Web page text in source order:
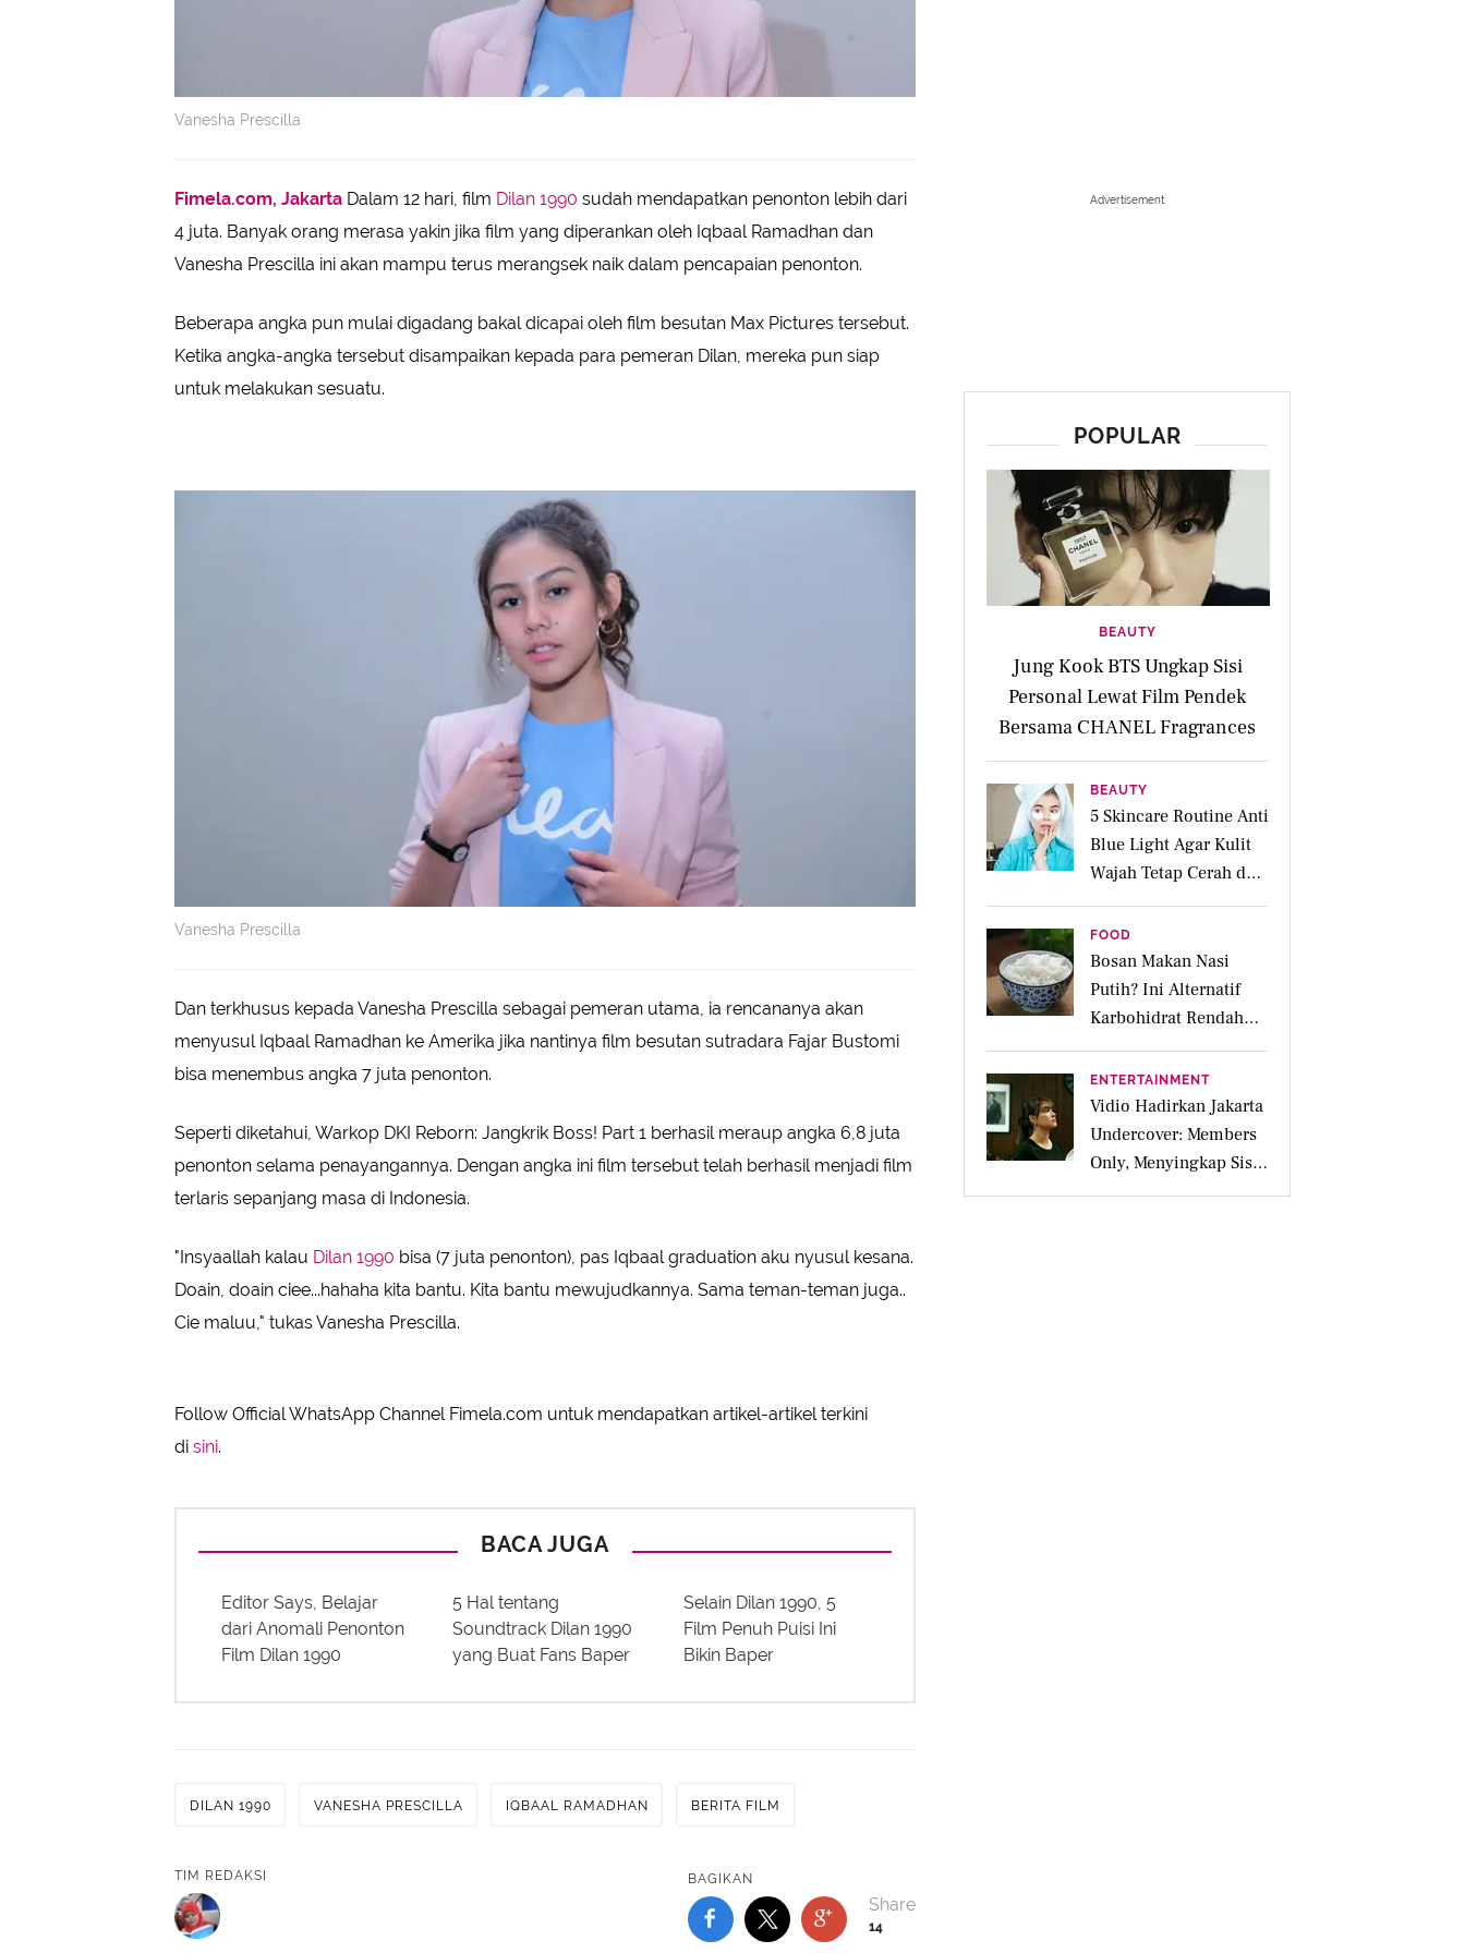
Vanesha Prescilla
Fimela.com, Jakarta Dalam 12 hari, film Dilan 1990 sudah mendapatkan penonton lebih dari
4 juta. Banyak orang merasa yakin jika film yang diperankan oleh Iqbaal Ramadhan dan
Vanesha Prescilla ini akan mampu terus merangsek naik dalam pencapaian penonton.
Beberapa angka pun mulai digadang bakal dicapai oleh film besutan Max Pictures tersebut.
Ketika angka-angka tersebut disampaikan kepada para pemeran Dilan, mereka pun siap
untuk melakukan sesuatu.
Vanesha Prescilla
Dan terkhusus kepada Vanesha Prescilla sebagai pemeran utama, ia rencananya akan
menyusul Iqbaal Ramadhan ke Amerika jika nantinya film besutan sutradara Fajar Bustomi
bisa menembus angka 7 juta penonton.
Seperti diketahui, Warkop DKI Reborn: Jangkrik Boss! Part 1 berhasil meraup angka 6,8 juta
penonton selama penayangannya. Dengan angka ini film tersebut telah berhasil menjadi film
terlaris sepanjang masa di Indonesia.
"Insyaallah kalau Dilan 1990 bisa (7 juta penonton), pas Iqbaal graduation aku nyusul kesana.
Doain, doain ciee...hahaha kita bantu. Kita bantu mewujudkannya. Sama teman-teman juga..
Cie maluu," tukas Vanesha Prescilla.
Follow Official WhatsApp Channel Fimela.com untuk mendapatkan artikel-artikel terkini
di sini.
BACA JUGA
Editor Says, Belajar
dari Anomali Penonton
Film Dilan 1990
5 Hal tentang
Soundtrack Dilan 1990
yang Buat Fans Baper
Selain Dilan 1990, 5
Film Penuh Puisi Ini
Bikin Baper
DILAN 1990 VANESHA PRESCILLA IQBAAL RAMADHAN BERITA FILM
TIM REDAKSI BAGIKAN
14
Advertisement
POPULAR
BEAUTY
Jung Kook BTS Ungkap Sisi
Personal Lewat Film Pendek
Bersama CHANEL Fragrances
BEAUTY
5 Skincare Routine Anti
Blue Light Agar Kulit
Wajah Tetap Cerah dan
Sehat di Era Digital
FOOD
Bosan Makan Nasi
Putih? Ini Alternatif
Karbohidrat Rendah
Glikemik yang Bikin
Kenyang Lebih Lama
ENTERTAINMENT
Vidio Hadirkan Jakarta
Undercover: Members
Only, Menyingkap Sisi
Gelap Jakarta